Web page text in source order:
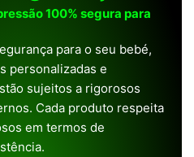
100% segura para
para o seu bebé,
personalizadas e
sujeitos a rigorosos
Cada produto respeita
em termos de